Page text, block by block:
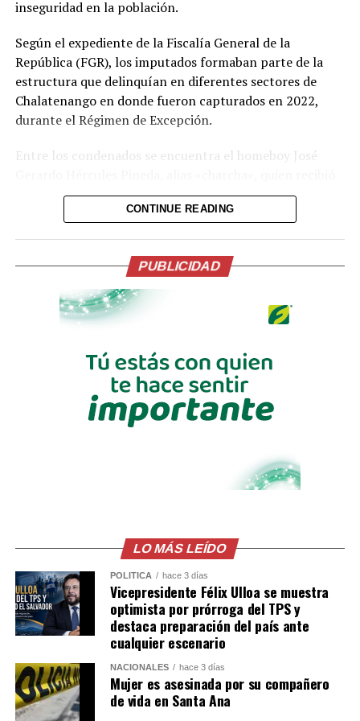
Facebook
Me gusta esto:
inseguridad en la población.
Según el expediente de la Fiscalía General de la
República (FGR), los imputados formaban parte de la
estructura que delinquían en diferentes sectores de
Chalatenango en donde fueron capturados en 2022,
durante el Régimen de Excepción.
Entre los condenados se encuentra el homeboy José
una pena de 53 años de prisión; y los paros Luis
Fernando Alvarado Reyes, alias «canchis»; Hugo Alberto
Marroquín Pineda, alias «beleti» o «zunso», fueron
condenados a 26 años de prisión cada uno.
También recibieron una condena de 26 años de cárcel
los colaboradores Yeimy Gregoria Clavel Quijada,
alias «my friend» o «yeimi»; Ramón Ernesto Castillo
Mejía, alias «gargamón»; Simón Alvarado Orellana, alias
«Simón»; y Nelson de Jesús Palma Escobar.
organizaciones terroristas con agravación especial por
el Tribunal Segundo contra el Crimen Organizado de
por la Fiscalía General de la República.
Comparte esto:
Facebook X
Me gusta esto:
CONTINUE READING
PUBLICIDAD
LO MÁS LEÍDO
POLÍTICA hace 3 días
Vicepresidente Félix Ulloa se muestra
optimista por prórroga del TPS y
destaca preparación del país ante
cualquier escenario
NACIONALES hace 3 días
Mujer es asesinada por su compañero
de vida en Santa Ana